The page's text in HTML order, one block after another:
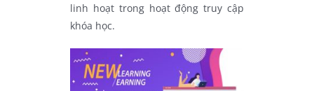
linh hoạt trong hoạt động truy cập
khóa học.